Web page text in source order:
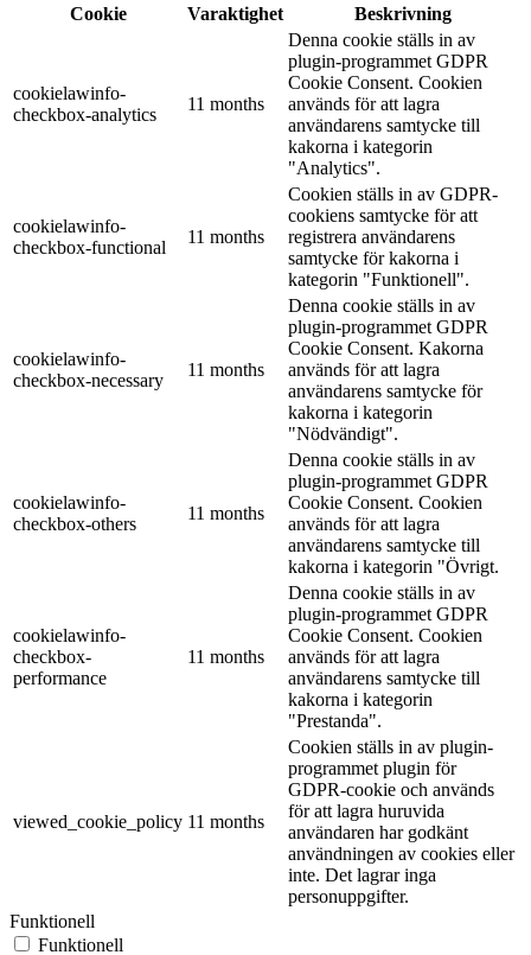
Cookie
Varaktighet Beskrivning
cookielawinfo-
checkbox-analytics
11 months
Denna cookie ställs in av
plugin-programmet GDPR
Cookie Consent. Cookien
används för att lagra
användarens samtycke till
kakorna i kategorin
"Analytics".
cookielawinfo-
checkbox-functional
11 months
Cookien ställs in av GDPR-
cookiens samtycke för att
registrera användarens
samtycke för kakorna i
kategorin "Funktionell".
cookielawinfo-
checkbox-necessary
11 months
Denna cookie ställs in av
plugin-programmet GDPR
Cookie Consent. Kakorna
används för att lagra
användarens samtycke för
kakorna i kategorin
"Nödvändigt".
cookielawinfo-
checkbox-others
11 months
Denna cookie ställs in av
plugin-programmet GDPR
Cookie Consent. Cookien
används för att lagra
användarens samtycke till
kakorna i kategorin "Övrigt.
cookielawinfo-
checkbox-
performance
11 months
Denna cookie ställs in av
plugin-programmet GDPR
Cookie Consent. Cookien
används för att lagra
användarens samtycke till
kakorna i kategorin
"Prestanda".
viewed_cookie_policy 11 months
Cookien ställs in av plugin-
programmet plugin för
GDPR-cookie och används
för att lagra huruvida
användaren har godkänt
användningen av cookies eller
inte. Det lagrar inga
personuppgifter.
Funktionell
Funktionell